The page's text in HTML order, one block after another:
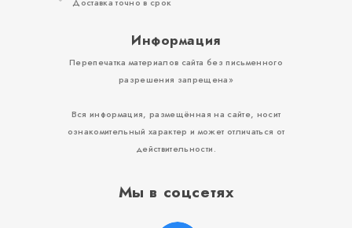
Мы в соцсетях
Доставка точно в срок
Информация
Перепечатка материалов сайта без письменного
разрешения запрещена»
Вся информация, размещённая на сайте, носит
ознакомительный характер и может отличаться от
действительности.